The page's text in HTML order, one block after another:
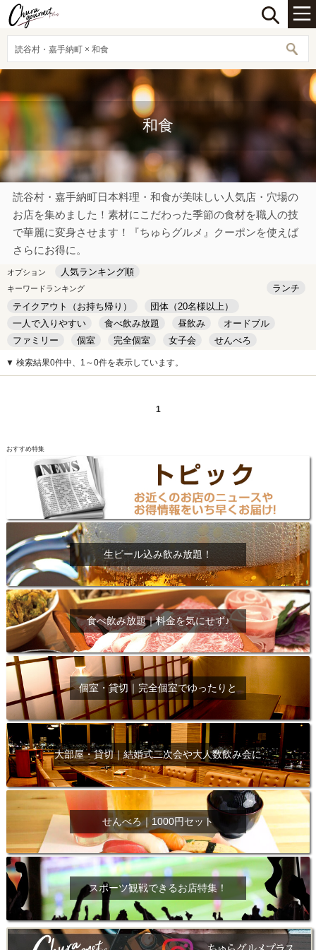
読谷村・嘉手納町 × 和食
和食
読谷村・嘉手納町日本料理・和食が美味しい人気店・穴場の
お店を集めました！素材にこだわった季節の食材を職人の技
で華麗に変身させます！『ちゅらグルメ』クーポンを使えば
さらにお得に。
オプション 人気ランキング順
キーワードランキング
ランチ
テイクアウト（お持ち帰り）
団体（20名様以上）
一人で入りやすい
食べ飲み放題 昼飲み
オードブル
ファミリー
個室 完全個室 女子会
せんべろ
キッズルーム
安い デート
▼ 検索結果0件中、1～0件を表示しています。
1
おすすめ特集
生ビール込み飲み放題！
食べ飲み放題｜料金を気にせず♪
個室・貸切｜完全個室でゆったりと
大部屋・貸切｜結婚式二次会や大人数飲み会に
せんべろ｜1000円セット
スポーツ観戦できるお店特集！